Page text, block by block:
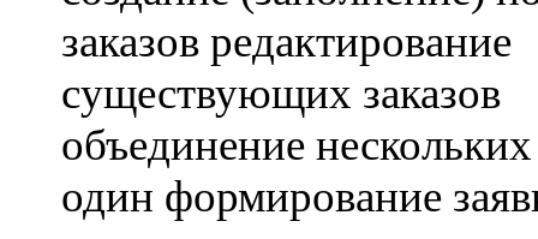
заказов редактирование
существующих заказов
объединение нескольких
один формирование